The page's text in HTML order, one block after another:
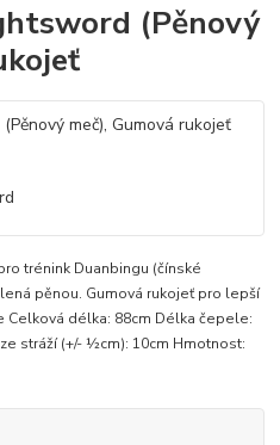
(Pěnový
trénink Duanbingu (čínské
pěnou. Gumová rukojeť pro lepší
délka: 88cm Délka čepele:
stráží (+/- ½cm): 10cm Hmotnost: